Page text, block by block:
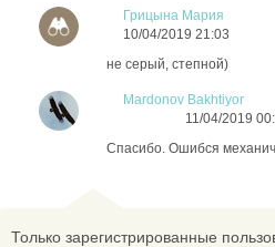
Грицына Мария
10/04/2019 21:03
не серый, степной)
Mardonov Bakhtiyor
11/04/2019
Спасибо. Ошибся
Только зарегистрированные